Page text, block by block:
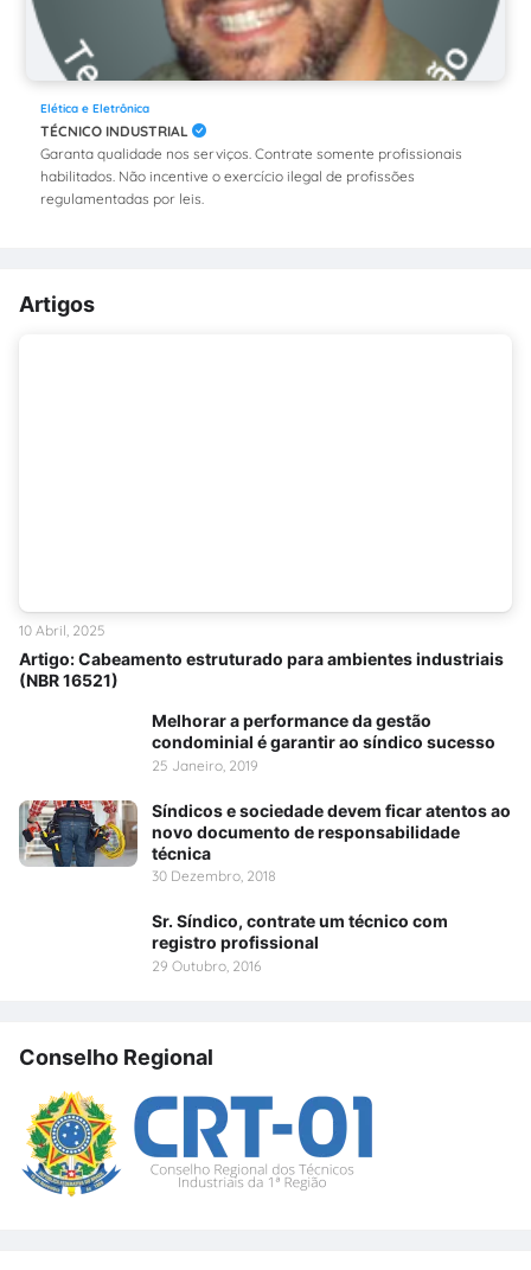
Elética e Eletrônica
TÉCNICO INDUSTRIAL
Garanta qualidade nos serviços. Contrate somente profissionais
habilitados. Não incentive o exercício ilegal de profissões
regulamentadas por leis.
Artigos
Artigo: Cabeamento estruturado para ambientes industriais
(NBR 16521)
10 Abril, 2025
Melhorar a performance da gestão
condominial é garantir ao síndico sucesso
25 Janeiro, 2019
Síndicos e sociedade devem ficar atentos ao
novo documento de responsabilidade
técnica
30 Dezembro, 2018
Sr. Síndico, contrate um técnico com
registro profissional
29 Outubro, 2016
Conselho Regional